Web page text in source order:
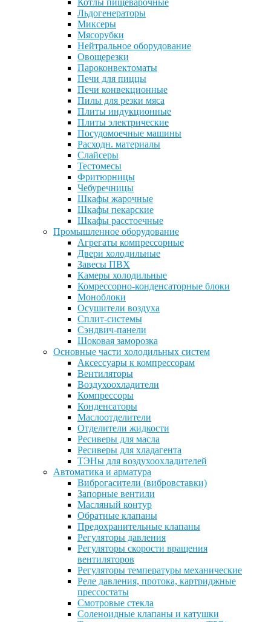
Котлы пищеварочные
Льдогенераторы
Миксеры
Мясорубки
Нейтральное оборудование
Овощерезки
Пароконвектоматы
Печи для пиццы
Печи конвекционные
Пилы для резки мяса
Плиты индукционные
Плиты электрические
Посудомоечные машины
Расходн. материалы
Слайсеры
Тестомесы
Фритюрницы
Чебуречницы
Шкафы жарочные
Шкафы пекарские
Шкафы расстоечные
Промышленное оборудование
Агрегаты компрессорные
Двери холодильные
Завесы ПВХ
Камеры холодильные
Комрессорно-конденсаторные блоки
Моноблоки
Осушители воздуха
Сплит-системы
Сэндвич-панели
Шоковая заморозка
Основные части холодильных систем
Аксессуары к компрессорам
Вентиляторы
Воздухоохладители
Компрессоры
Конденсаторы
Маслоотделители
Отделители жидкости
Ресиверы для масла
Ресиверы для хладагента
ТЭНы для воздухоохладителей
Автоматика и арматура
Виброгасители (вибровставки)
Запорные вентили
Масляный контур
Обратные клапаны
Предохранительные клапаны
Регуляторы давления
Регуляторы скорости вращения
вентиляторов
Регуляторы температуры механические
Реле давления, протока, картриджные
прессостаты
Смотровые стекла
Соленоидные клапаны и катушки